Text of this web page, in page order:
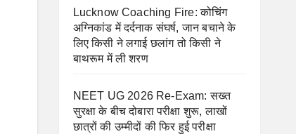
Lucknow Coaching Fire: कोचिंग
अग्निकांड में दर्दनाक संघर्ष, जान बचाने के
लिए किसी ने लगाई छलांग तो किसी ने
बाथरूम में ली शरण
NEET UG 2026 Re-Exam: सख्त
सुरक्षा के बीच दोबारा परीक्षा शुरू, लाखों
छात्रों की उम्मीदों की फिर हुई परीक्षा